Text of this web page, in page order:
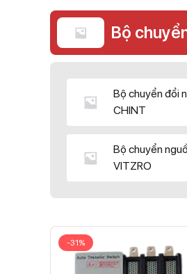
Bộ
Bộ chuyển đổi
CHINT
Bộ chuyển
VITZRO
-31%